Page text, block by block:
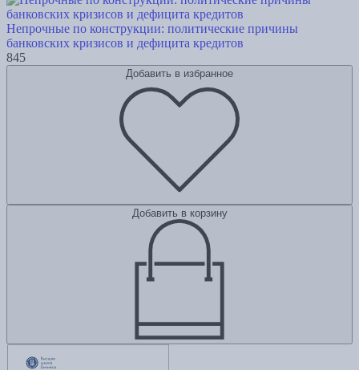
Непрочные по конструкции: политические причины
банковских кризисов и дефицита кредитов
845
Добавить в избранное
Добавить в корзину